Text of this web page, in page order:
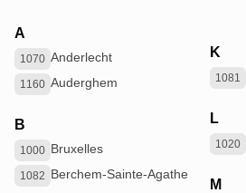
A
1070 Anderlecht
1160 Auderghem
B
1000 Bruxelles
1082 Berchem-Sainte-Agathe
K
1081
L
1020
M